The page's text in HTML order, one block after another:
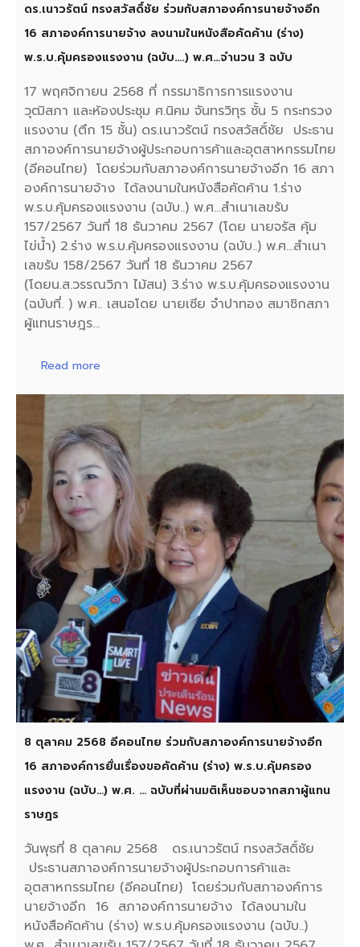
ดร.เนาวรัตน์ ทรงสวัสดิ์ชัย ร่วมกับสภาองค์การนายจ้างอีก
16 สภาองค์การนายจ้าง ลงนามในหนังสือคัดค้าน (ร่าง)
พ.ร.บ.คุ้มครองแรงงาน (ฉบับ….) พ.ศ…จำนวน 3 ฉบับ
17 พฤศจิกายน 2568 ที่ กรรมาธิการการแรงงาน
วุฒิสภา และห้องประชุม ศ.นิคม จันทรวิทุร ชั้น 5 กระทรวง
แรงงาน (ตึก 15 ชั้น) ดร.เนาวรัตน์ ทรงสวัสดิ์ชัย ประธาน
สภาองค์การนายจ้างผู้ประกอบการค้าและอุตสาหกรรมไทย
(อีคอนไทย) โดยร่วมกับสภาองค์การนายจ้างอีก 16 สภา
องค์การนายจ้าง ได้ลงนามในหนังสือคัดค้าน 1.ร่าง
พ.ร.บ.คุ้มครองแรงงาน (ฉบับ..) พ.ศ…สำเนาเลขรับ
157/2567 วันที่ 18 ธันวาคม 2567 (โดย นายจรัส คุ้ม
ไข่น้ำ) 2.ร่าง พ.ร.บ.คุ้มครองแรงงาน (ฉบับ..) พ.ศ…สำเนา
เลขรับ 158/2567 วันที่ 18 ธันวาคม 2567
(โดยน.ส.วรรณวิภา ไม้สน) 3.ร่าง พ.ร.บ.คุ้มครองแรงงาน
(ฉบับที่. ) พ.ศ.. เสนอโดย นายเซีย จำปาทอง สมาชิกสภา
ผู้แทนราษฎร…
Read more
8 ตุลาคม 2568 อีคอนไทย ร่วมกับสภาองค์การนายจ้างอีก
16 สภาองค์การยื่นเรื่องขอคัดค้าน (ร่าง) พ.ร.บ.คุ้มครอง
แรงงาน (ฉบับ…) พ.ศ. … ฉบับที่ผ่านมติเห็นชอบจากสภาผู้แทน
ราษฎร
วันพุธที่ 8 ตุลาคม 2568 ดร.เนาวรัตน์ ทรงสวัสดิ์ชัย
ประธานสภาองค์การนายจ้างผู้ประกอบการค้าและ
อุตสาหกรรมไทย (อีคอนไทย) โดยร่วมกับสภาองค์การ
นายจ้างอีก 16 สภาองค์การนายจ้าง ได้ลงนามใน
หนังสือคัดค้าน (ร่าง) พ.ร.บ.คุ้มครองแรงงาน (ฉบับ..)